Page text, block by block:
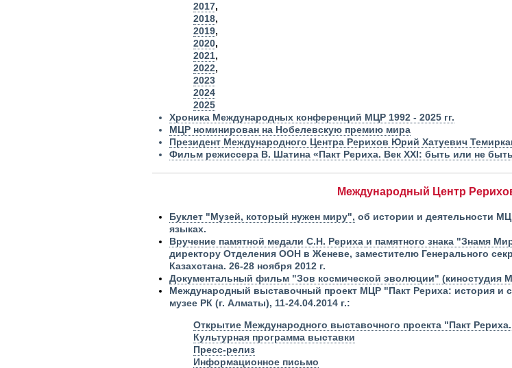
2017,
2018,
2019,
2020,
2021,
2022,
2023
2024
2025
Хроника Международных конференций МЦР 1992 - 2025 гг.
МЦР номинирован на Нобелевскую премию мира
Президент Международного Центра Рерихов Юрий Хатуевич
Фильм режиссера В. Шатина «Пакт Рериха. Век XXI: быть или не
Международный Центр
Буклет "Музей, который нужен миру", об истории и деятельности
языках.
Вручение памятной медали С.Н. Рериха и памятного знака "Знамя
директору Отделения ООН в Женеве, заместителю Генерального
Казахстана. 26-28 ноября 2012 г.
Документальный фильм "Зов космической эволюции" (киностудия
Международный выставочный проект МЦР "Пакт Рериха: история и
музее РК (г. Алматы), 11-24.04.2014 г.:
Открытие Международного выставочного проекта "Пакт
Культурная программа выставки
Пресс-релиз
Информационное письмо